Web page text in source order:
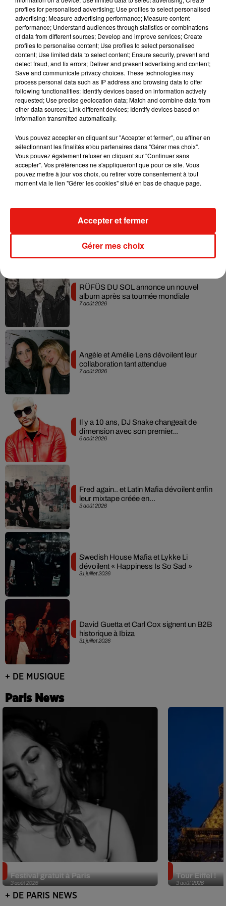
— Dealabs.com (@Dealabs)June 17, 2020
Face aux nombreux débordements, Lidl a finalement décidé
à la dernière minute de ne pas ouvrir le magasin."La
perspective de cette vente ayant attiré un grand nombre de
personnes, nous estimons que les conditions de sécurité
ne sont pas réunies pour maintenir l'ouverture du
supermarché", a avoué le magasin. Résultat :les centaines
de personnes qui attendaient depuis des heures devant le
supermarché ont laissé exploser leur colère. La
gendarmerie est intervenue pour disperser la foule. Des gaz
ont même été lancés, assure le spécialiste de la grande
distribution Olivier Dauvers présent sur les lieux, àBFMTV
En janvier 2018, une situation similaire avaient provoqué des
émeutes dans les enseignes Intermarché qui avaient mis en
vente des pots de Nutella à 1,50 € au lieu de 4,50€, soit une
7 août 2026
RÜFÜS DU SOL annonce un nouvel
album après sa tournée mondiale
7 août 2026
Angèle et Amélie Lens dévoilent leur
collaboration tant attendue
6 août 2026
Il y a 10 ans, DJ Snake changeait de
dimension avec son premier...
3 août 2026
Fred again.. et Latin Mafia dévoilent enfin
leur mixtape créée en...
31 juillet 2026
Swedish House Mafia et Lykke Li
dévoilent « Happiness Is So Sad »
31 juillet 2026
David Guetta et Carl Cox signent un B2B
historique à Ibiza
+ DE MUSIQUE
Paris News
3 août 2026
Festival gratuit à Paris
3 août 2026
Tour Eiffel !
+ DE PARIS NEWS
profiles for personalised advertising; Use profiles to select personalised
advertising; Measure advertising performance; Measure content
performance; Understand audiences through statistics or combinations
of data from different sources; Develop and improve services; Create
profiles to personalise content; Use profiles to select personalised
content; Use limited data to select content; Ensure security, prevent and
detect fraud, and fix errors; Deliver and present advertising and content;
Save and communicate privacy choices. These technologies may
process personal data such as IP address and browsing data to offer
following functionalities: Identify devices based on information actively
requested; Use precise geolocation data; Match and combine data from
other data sources; Link different devices; Identify devices based on
information transmitted automatically.
Vous pouvez accepter en cliquant sur "Accepter et fermer", ou affiner en
sélectionnant les finalités et/ou partenaires dans "Gérer mes choix".
Vous pouvez également refuser en cliquant sur "Continuer sans
accepter". Vos préférences ne s'appliqueront que pour ce site. Vous
pouvez mettre à jour vos choix, ou retirer votre consentement à tout
moment via le lien "Gérer les cookies" situé en bas de chaque page.
Gérer mes choix
Accepter et fermer